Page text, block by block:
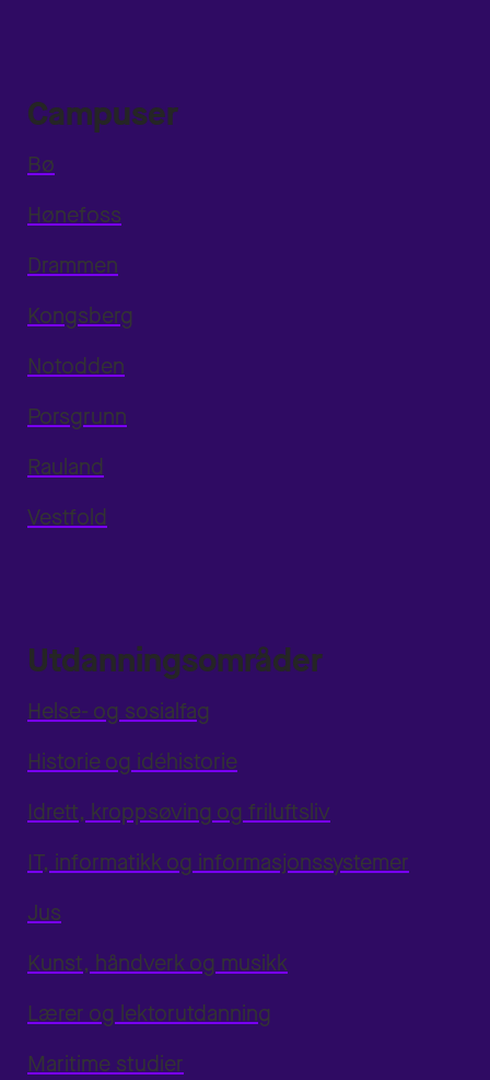
Campuser
Bø
Hønefoss
Drammen
Kongsberg
Notodden
Porsgrunn
Rauland
Vestfold
Utdanningsområder
Helse- og sosialfag
Historie og idéhistorie
Idrett, kroppsøving og friluftsliv
IT, informatikk og informasjonssystemer
Jus
Kunst, håndverk og musikk
Lærer og lektorutdanning
Maritime studier